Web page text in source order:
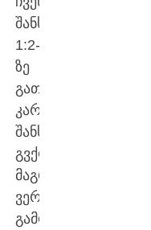
შანსს.
1:2-
ზე
გათანაბრების
კარგი
შანსი
გვქონდა,
მაგრამ
ვერ
გამოვიყენეთ.